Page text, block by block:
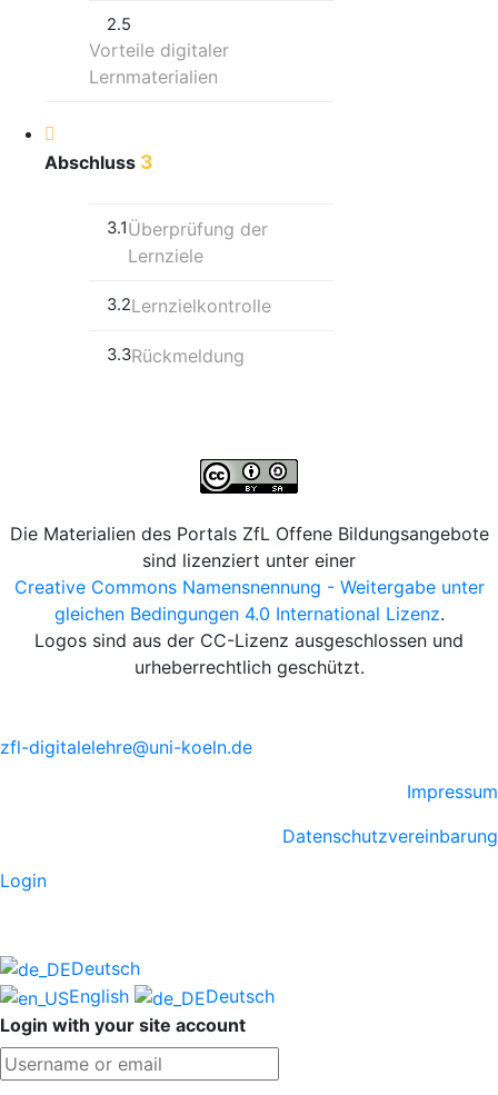
2.5
Vorteile digitaler
Lernmaterialien
Abschluss 3
3.1Überprüfung der
Lernziele
3.2Lernzielkontrolle
3.3Rückmeldung
Die Materialien des Portals ZfL Offene Bildungsangebote
sind lizenziert unter einer
Creative Commons Namensnennung - Weitergabe unter
gleichen Bedingungen 4.0 International Lizenz.
Logos sind aus der CC-Lizenz ausgeschlossen und
urheberrechtlich geschützt.
zfl-digitalelehre@uni-koeln.de
Impressum
Datenschutzvereinbarung
Login
Deutsch
English
Deutsch
Login with your site account